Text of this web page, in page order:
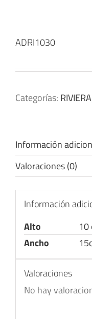
ADRI1030
Categorías: RIVIERA
Información
Valoraciones (0)
Información
Alto
10
Ancho
Valoraciones
No hay